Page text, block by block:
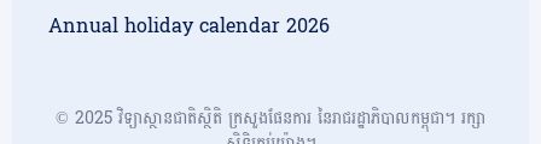
Annual holiday calendar 2026
© 2025 វិទ្យាស្ថានជាតិស្ថិតិ ក្រសួងផែនការ នៃរាជរដ្ឋាភិបាលកម្ពុជា។ រក្សា